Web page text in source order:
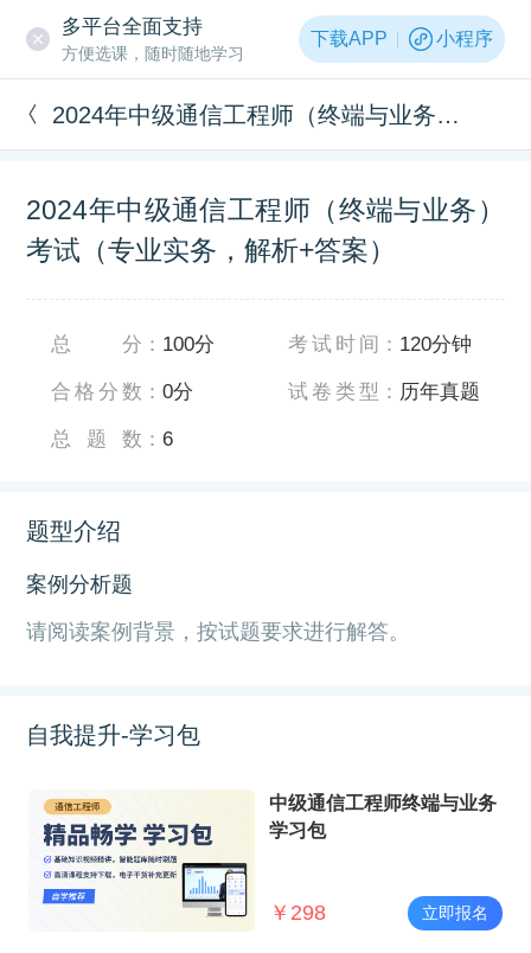
多平台全面支持
方便选课，随时随地学习
下载APP 小程序
2024年中级通信工程师（终端与业务）考试（专业实务，解析+答案）
2024年中级通信工程师（终端与业务）
考试（专业实务，解析+答案）
总分 ： 100分
合格分数 ：0分
总题数 ：6
考试时间 ： 120分钟
试卷类型 ： 历年真题
题型介绍
案例分析题
请阅读案例背景，按试题要求进行解答。
自我提升-学习包
中级通信工程师终端与业务
学习包
￥ 298 立即报名